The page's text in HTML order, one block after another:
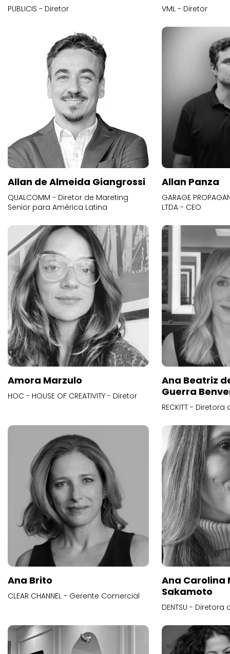
PUBLICIS - Diretor VML - Diretor
Allan de Almeida Giangrossi
QUALCOMM - Diretor de Mareting
Senior para América Latina
Allan Panza
GARAGE
LTDA - CEO
Amora Marzulo
HOC - HOUSE OF CREATIVITY - Diretor
Ana Beatriz
Guerra
RECKITT -
Ana Brito
CLEAR CHANNEL - Gerente Comercial
Ana Carolina
Sakamoto
DENTSU -